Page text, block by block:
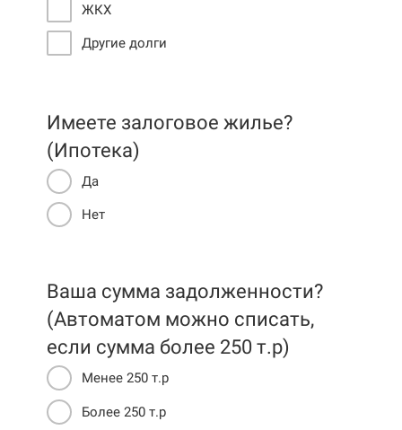
ЖКХ
Другие долги
Имеете залоговое жилье?
(Ипотека)
Да
Нет
Ваша сумма задолженности?
(Автоматом можно списать,
если сумма более 250 т.р)
Менее 250 т.р
Более 250 т.р